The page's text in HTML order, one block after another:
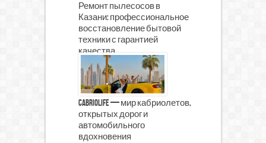
Ремонт пылесосов в
Казани: профессиональное
восстановление бытовой
техники с гарантией
качества
CabrioLife — мир кабриолетов,
открытых дорог и
автомобильного
вдохновения